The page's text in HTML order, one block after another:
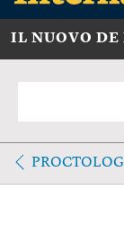
IL NUOVO DE